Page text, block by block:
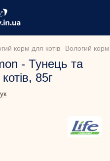
корм для котів Вологий
- Тунець та
85г